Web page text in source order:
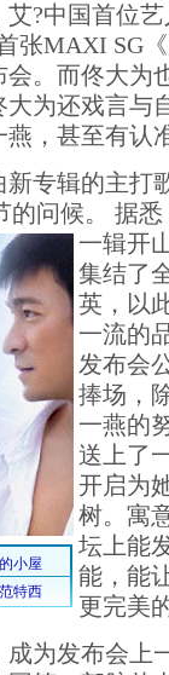
?中国首位艺
张MAXI SG
。而佟大为
为还戏言与
，甚至有认
专辑的主打
问候。
据悉
一辑开
集结了
英，以
一流的
发布会
捧场，
一燕的
送上了
开启为
树。寓
坛上能
能，能
更完美
为发布会上